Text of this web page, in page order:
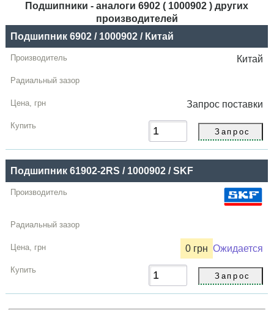
Подшипники - аналоги 6902 ( 1000902 ) других
производителей
Название
Производитель
Радиальный
грн
Купить
Подшипник 6902 / 1000902 / Китай
Китай
Запрос поставки
Подшипник 61902-2RS / 1000902 / SKF
0 грн Ожидается